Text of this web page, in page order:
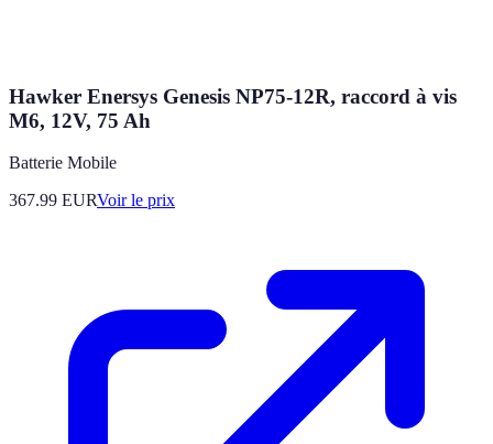
Hawker Enersys Genesis NP75-12R, raccord à vis
M6, 12V, 75 Ah
Batterie Mobile
367.99 EURVoir le prix